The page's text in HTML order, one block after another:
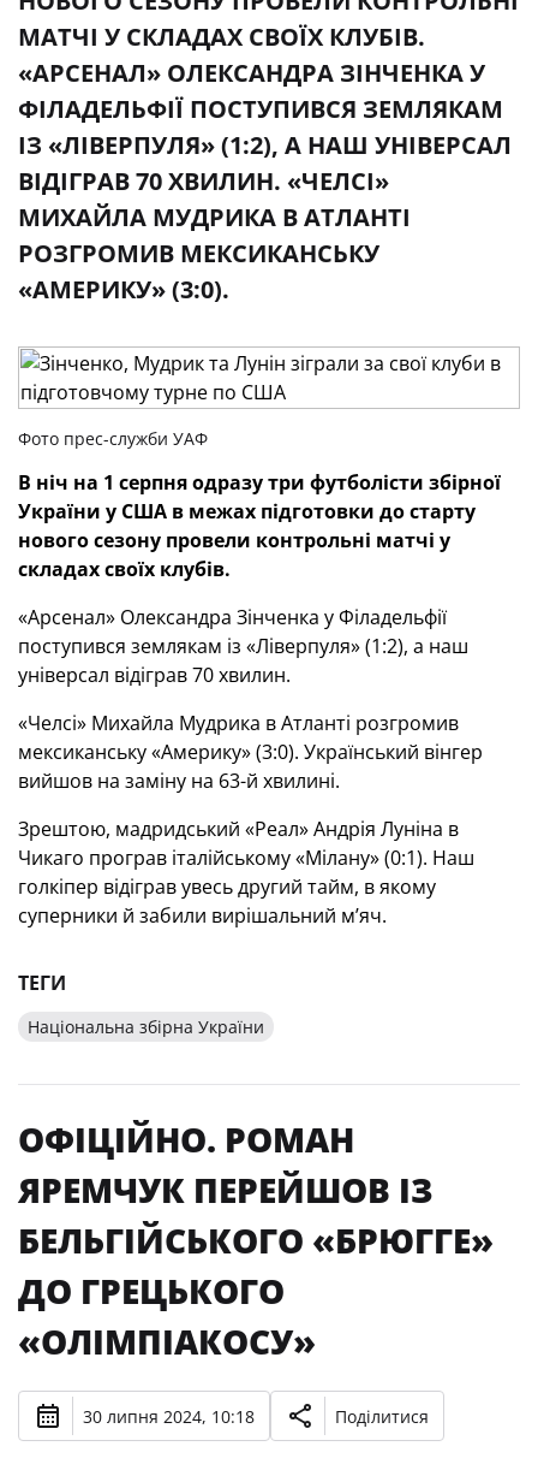
МАТЧІ У СКЛАДАХ СВОЇХ КЛУБІВ.
«АРСЕНАЛ» ОЛЕКСАНДРА ЗІНЧЕНКА У
ФІЛАДЕЛЬФІЇ ПОСТУПИВСЯ ЗЕМЛЯКАМ
ІЗ «ЛІВЕРПУЛЯ» (1:2), А НАШ УНІВЕРСАЛ
ВІДІГРАВ 70 ХВИЛИН. «ЧЕЛСІ»
МИХАЙЛА МУДРИКА В АТЛАНТІ
РОЗГРОМИВ МЕКСИКАНСЬКУ
«АМЕРИКУ» (3:0).
Фото прес-служби УАФ
В ніч на 1 серпня одразу три футболісти збірної
України у США в межах підготовки до старту
нового сезону провели контрольні матчі у
складах своїх клубів.
«Арсенал» Олександра Зінченка у Філадельфії
поступився землякам із «Ліверпуля» (1:2), а наш
універсал відіграв 70 хвилин.
«Челсі» Михайла Мудрика в Атланті розгромив
мексиканську «Америку» (3:0). Український вінгер
вийшов на заміну на 63-й хвилині.
Зрештою, мадридський «Реал» Андрія Луніна в
Чикаго програв італійському «Мілану» (0:1). Наш
голкіпер відіграв увесь другий тайм, в якому
суперники й забили вирішальний м’яч.
ТЕГИ
Національна збірна України
ОФІЦІЙНО. РОМАН
ЯРЕМЧУК ПЕРЕЙШОВ ІЗ
БЕЛЬГІЙСЬКОГО «БРЮГГЕ»
ДО ГРЕЦЬКОГО
«ОЛІМПІАКОСУ»
30 липня 2024, 10:18 Поділитися